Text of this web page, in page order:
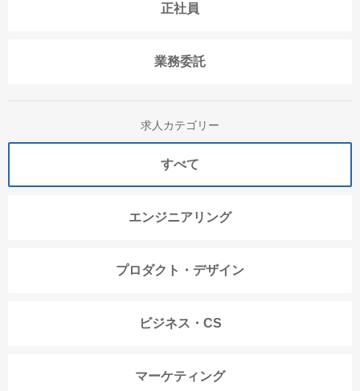
正社員
業務委託
求人カテゴリー
すべて
エンジニアリング
プロダクト・デザイン
ビジネス・CS
マーケティング